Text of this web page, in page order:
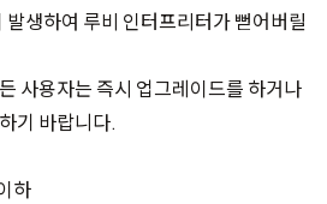
생하여 루비 인터프리터가 뻗어버릴
사용자는 즉시 업그레이드를 하거나
기 바랍니다.
하